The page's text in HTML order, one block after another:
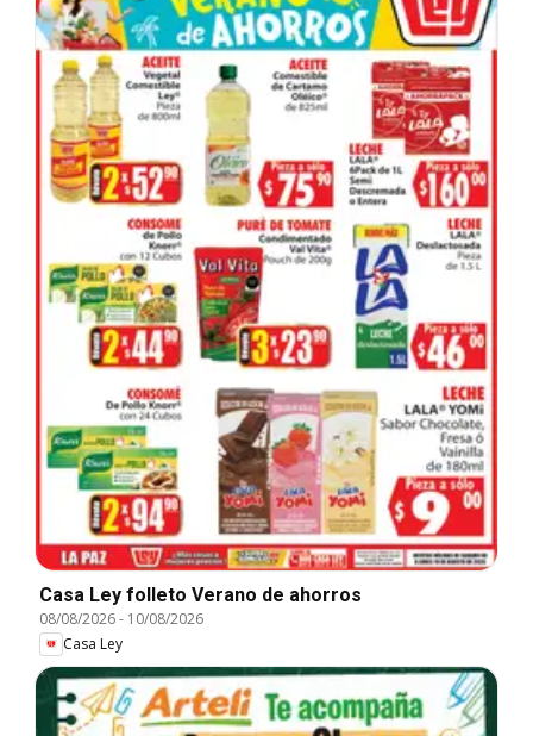
Casa Ley folleto Verano de ahorros
08/08/2026- 10/08/2026
Casa Ley